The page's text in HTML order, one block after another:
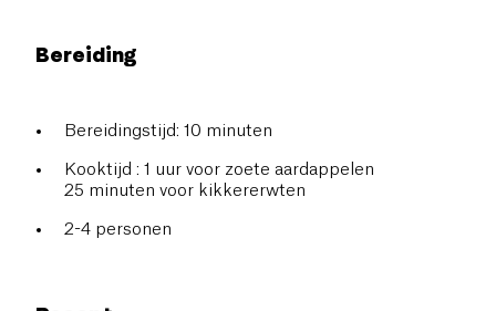
Bereiding
Bereidingstijd: 10 minuten
Kooktijd : 1 uur voor zoete aardappelen
25 minuten voor kikkererwten
2-4 personen